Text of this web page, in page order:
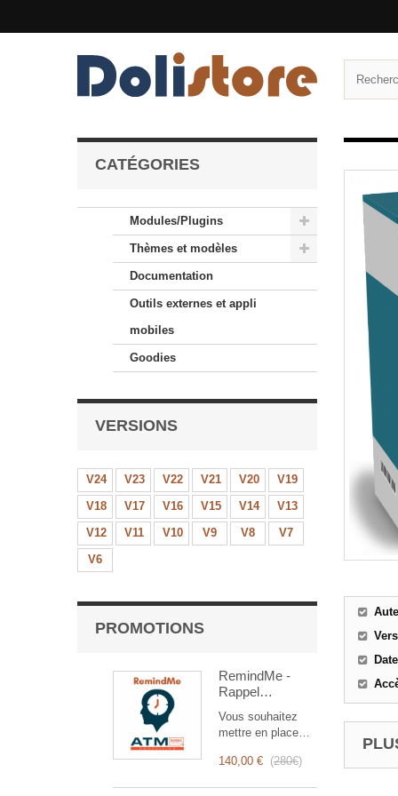
CATÉGORIES
Modules/Plugins
Thèmes et modèles
Documentation
Outils externes et appli
mobiles
Goodies
VERSIONS
V24 V23 V22 V21 V20
V19
V18
V17 V16 V15 V14
V13
V12
V11 V10 V9 V8
V7
V6
PROMOTIONS
RemindMe -
Rappel
(mail,
événement,
notification)
Vous souhaitez
mettre en place
automatiques ?
140,00 € (280€)